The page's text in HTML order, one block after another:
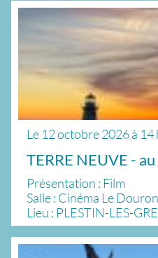
Le 12 octobre 2026à 14
TERRE NEUVE -
Présentation : Film
Salle : Cinéma Le Douron
Lieu : PLESTIN-LES-